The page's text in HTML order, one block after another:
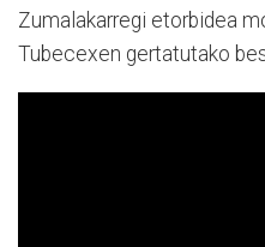
Zumalakarregi etorbidea
Tubecexen gertatutako